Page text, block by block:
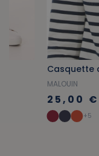
MALOUIN
25,00 €
+5